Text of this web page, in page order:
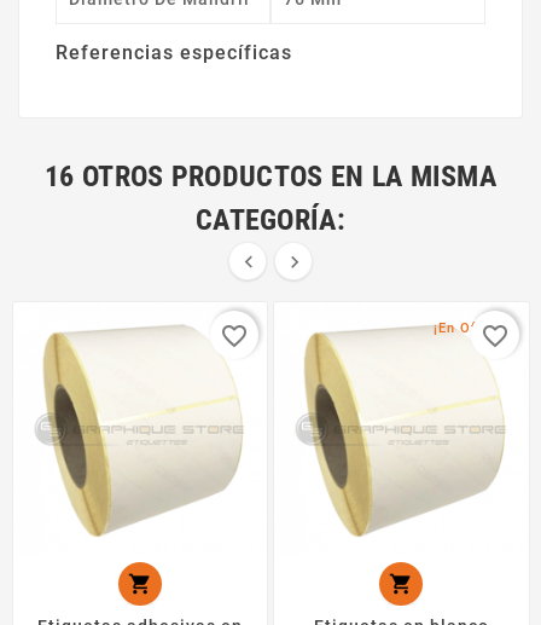
Referencias específicas
16 OTROS PRODUCTOS EN LA MISMA
CATEGORÍA:
 

favorite_border ¡En Oferta!

favorite_border